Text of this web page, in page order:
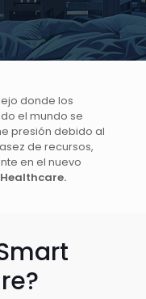
donde los
el mundo se
presión debido al
de recursos,
en el nuevo